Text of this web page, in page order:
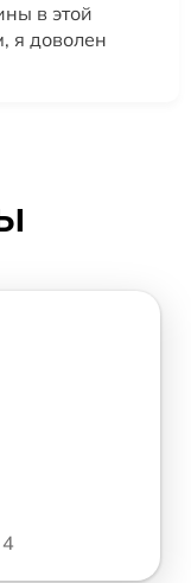
в этой
я доволен